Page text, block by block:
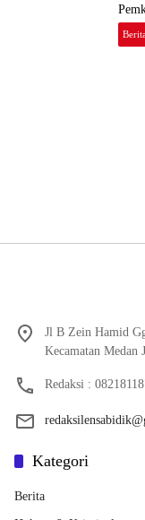
Jl B Zein Hamid
Kecamatan Medan
Redaksi :
Kategori
Berita